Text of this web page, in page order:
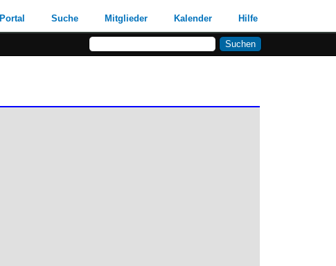
Portal Suche Mitglieder Kalender Hilfe